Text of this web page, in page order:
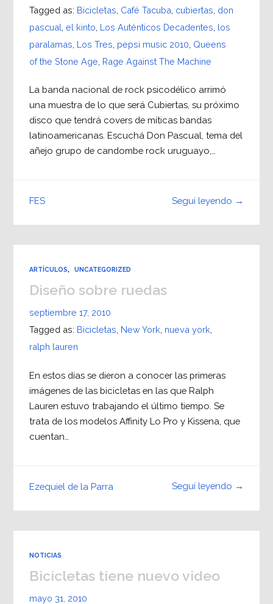
Tagged as: Bicicletas Café Tacuba cubiertas don
pascual el kinto Los Auténticos Decadentes los
paralamas Los Tres pepsi music 2010 Queens
of the Stone Age Rage Against The Machine
La banda nacional de rock psicodélico arrimó
una muestra de lo que será Cubiertas, su próximo
disco que tendrá covers de míticas bandas
latinoamericanas. Escuchá Don Pascual, tema del
añejo grupo de candombe rock uruguayo,…
Seguí leyendo →
FES
ARTÍCULOS, UNCATEGORIZED
Diseño sobre ruedas
septiembre 17, 2010
Tagged as: Bicicletas New York nueva york
ralph lauren
En estos días se dieron a conocer las primeras
imágenes de las bicicletas en las que Ralph
Lauren estuvo trabajando el último tiempo. Se
trata de los modelos Affinity Lo Pro y Kissena, que
cuentan…
Seguí leyendo →
Ezequiel de la Parra
NOTICIAS
Bicicletas tiene nuevo video
mayo 31, 2010